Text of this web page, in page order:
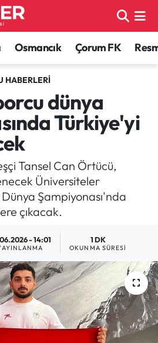
Osmancık Çorum FK
HABERLERI
dünya
Türkiye'yi
Tansel Can Örtücü,
Üniversiteler
Şampiyonası'nda
çıkacak.
- 14:01 1 DK
OKUNMA SÜRESI
Haritası
ve Fikstür